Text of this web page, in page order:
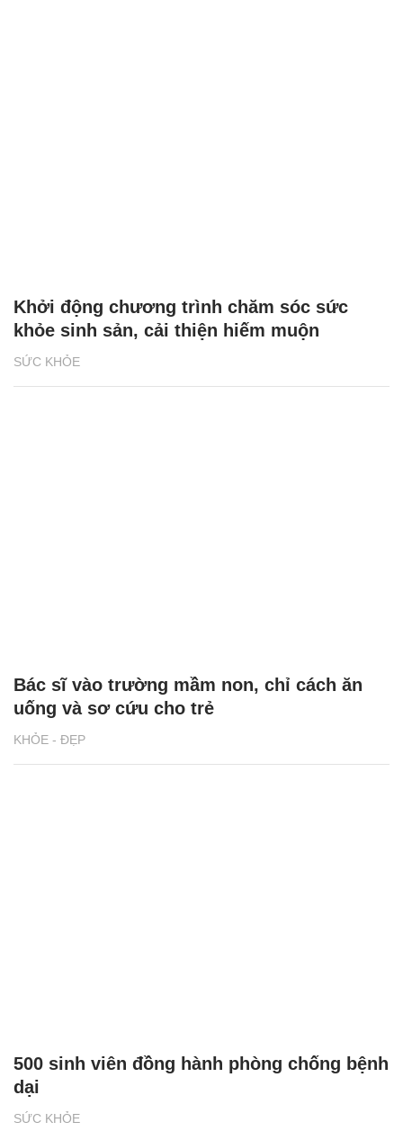
SỨC KHỎE
Khởi động chương trình chăm sóc sức
khỏe sinh sản, cải thiện hiếm muộn
KHỎE - ĐẸP
Bác sĩ vào trường mầm non, chỉ cách ăn
uống và sơ cứu cho trẻ
SỨC KHỎE
500 sinh viên đồng hành phòng chống bệnh
dại